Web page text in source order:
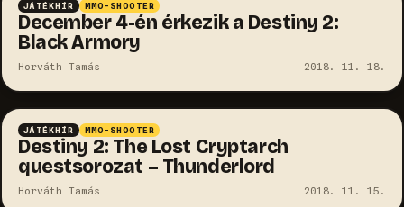
JÁTÉKHÍR MMO-SHOOTER
December 4-én érkezik a Destiny 2:
Black Armory
Horváth Tamás 2018. 11. 18.
JÁTÉKHÍR MMO-SHOOTER
Destiny 2: The Lost Cryptarch
questsorozat – Thunderlord
Horváth Tamás 2018. 11. 15.